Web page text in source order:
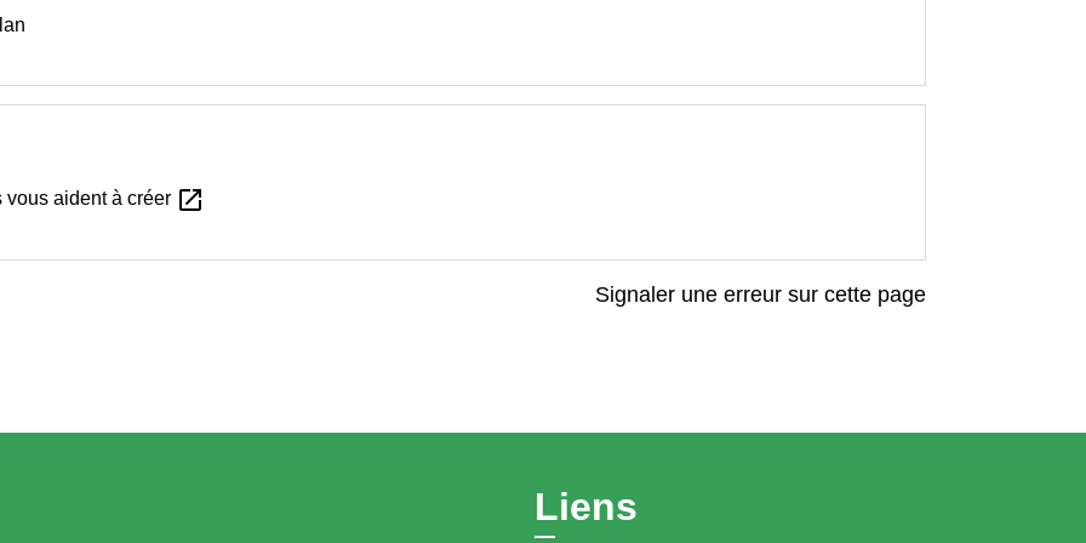
vous aident à créer open_in_new
Signaler une erreur sur cette page
Liens